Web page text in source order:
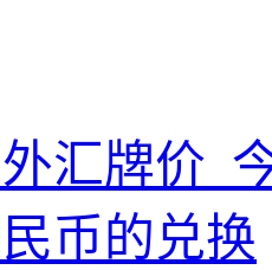
汇牌价_
币的兑换